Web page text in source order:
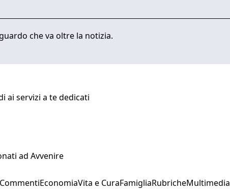
che va oltre la notizia.
ai servizi a te dedicati
ad Avvenire
EconomiaVita e CuraFamigliaRubricheMultimedia